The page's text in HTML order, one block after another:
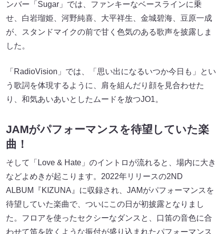
ンバー「Sugar」では、ファンキーなベースラインに乗
せ、白岩瑠姫、河野純喜、大平祥生、金城碧海、豆原一成
が、スタンドマイクの前で甘く色気のある歌声を披露しま
した。
「RadioVision」では、「思い出になるいつか今日も」とい
う歌詞を体現するように、肩を組んだり顔を見合わせた
り、和気あいあいとしたムードを放つJO1。
JAMがパフォーマンスを待望していた楽
曲！
そして「Love & Hate」のイントロが流れると、場内に大き
などよめきが起こります。2022年リリースの2ND
ALBUM『KIZUNA』に収録され、JAMがパフォーマンスを
待望していた楽曲で、ついにこの日が初披露となりまし
た。フロアを使ったセクシーなダンスと、口笛の音色に合
わせて笛を吹くような振付が盛り込まれたパフォーマンス